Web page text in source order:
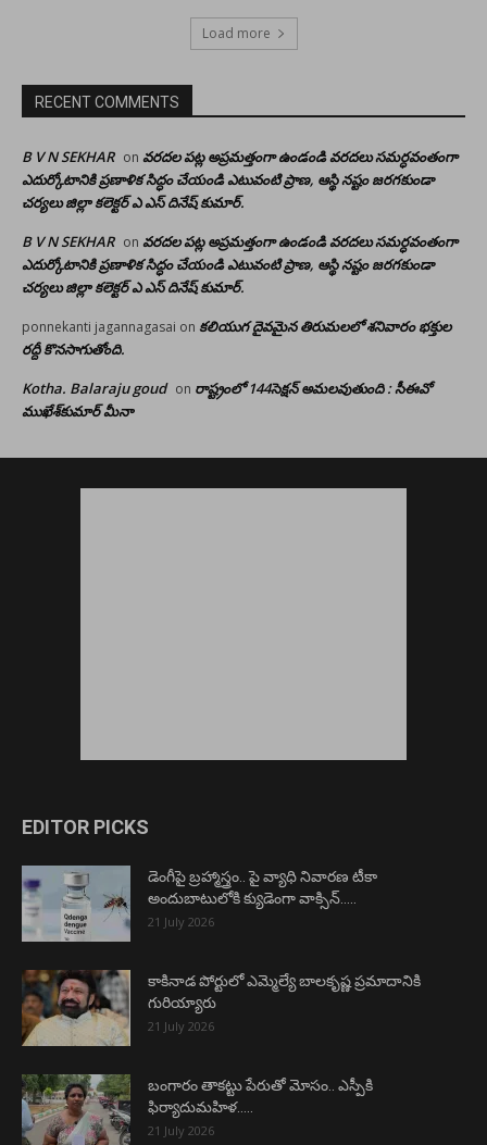
Load more
RECENT COMMENTS
B V N SEKHAR on వరదల పట్ల అప్రమత్తంగా ఉండండి వరదలు సమర్ధవంతంగా
ఎదుర్కోటానికి ప్రణాళిక సిద్ధం చేయండి ఎటువంటి ప్రాణ, ఆస్థి నష్టం జరగకుండా
చర్యలు జిల్లా కలెక్టర్ ఎ ఎస్ దినేష్ కుమార్.
B V N SEKHAR on వరదల పట్ల అప్రమత్తంగా ఉండండి వరదలు సమర్ధవంతంగా
ఎదుర్కోటానికి ప్రణాళిక సిద్ధం చేయండి ఎటువంటి ప్రాణ, ఆస్థి నష్టం జరగకుండా
చర్యలు జిల్లా కలెక్టర్ ఎ ఎస్ దినేష్ కుమార్.
ponnekanti jagannagasai on కలియుగ దైవమైన తిరుమలలో శనివారం భక్తుల
రద్దీ కొనసాగుతోంది.
Kotha. Balaraju goud on రాష్ట్రంలో 144సెక్షన్ అమలవుతుంది : సీఈవో
ముఖేశ్‌కుమార్‌ మీనా
EDITOR PICKS
డెంగీపై బ్రహ్మాస్త్రం.. పై వ్యాధి నివారణ టీకా
అందుబాటులోకి క్యుడెంగా వాక్సిన్…..
21 July 2026
కాకినాడ పోర్టులో ఎమ్మెల్యే బాలకృష్ణ ప్రమాదానికి
గురియ్యారు
21 July 2026
బంగారం తాకట్టు పేరుతో మోసం.. ఎస్పీకి
ఫిర్యాదుమహిళ…..
21 July 2026